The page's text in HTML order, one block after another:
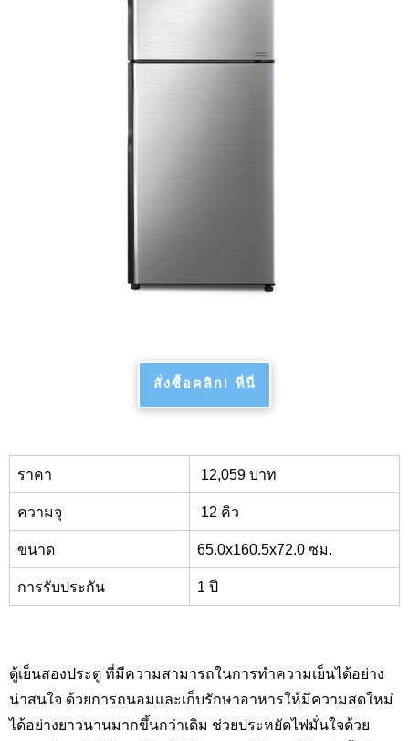
สั่งซื้อคลิก! ที่นี่
ราคา 12, 059 บาท
ความจุ 12 คิว
ขนาด 65.0x160.5x72.0 ซม.
การรับประกัน 1 ปี
ตู้เย็นสองประตู ที่มีความสามารถในการทำความเย็นได้อย่าง
น่าสนใจ ด้วยการถนอมและเก็บรักษาอาหารให้มีความสดใหม่
ได้อย่างยาวนานมากขึ้นกว่าเดิม ช่วยประหยัดไฟมั่นใจด้วย